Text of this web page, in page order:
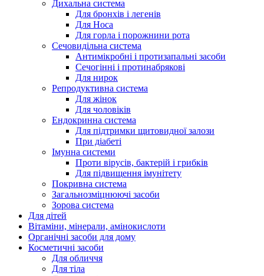
Дихальна система
Для бронхів і легенів
Для Носа
Для горла і порожнини рота
Сечовидільна система
Антимікробні і протизапальні засоби
Сечогінні і протинабрякові
Для нирок
Репродуктивна система
Для жінок
Для чоловіків
Ендокринна система
Для підтримки щитовидної залози
При діабеті
Імунна системи
Проти вірусів, бактерій і грибків
Для підвищення імунітету
Покривна система
Загальнозміцнюючі засоби
Зорова система
Для дітей
Вітаміни, мінерали, амінокислоти
Органічні засоби для дому
Косметичні засоби
Для обличчя
Для тіла